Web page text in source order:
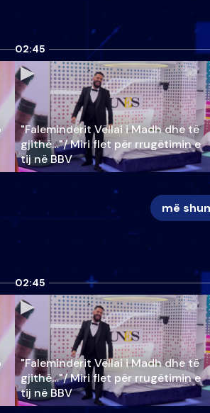
02:45
"Faleminderit Vëllai i Madh dhe të
gjithë…"/ Miri flet për rrugëtimin e
tij në BBV
më
02:45
"Faleminderit Vëllai i Madh dhe të
gjithë…"/ Miri flet për rrugëtimin e
tij në BBV